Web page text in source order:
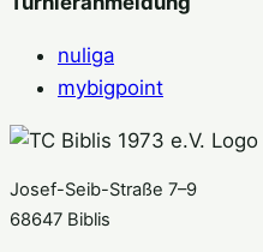
nuliga
mybigpoint
Josef-Seib-Straße 7–9
68647 Biblis